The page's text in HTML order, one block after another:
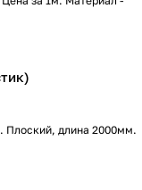
Плоский, длина 2000мм.